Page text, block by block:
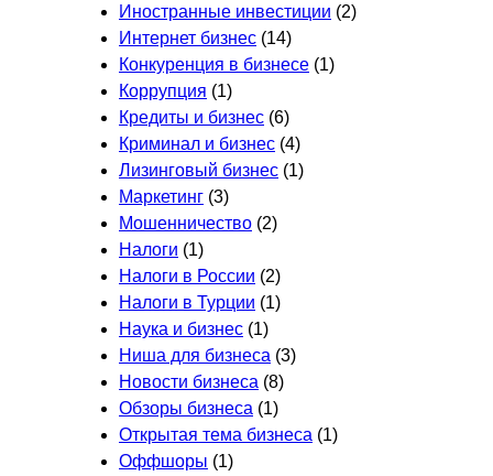
Иностранные инвестиции (2)
Интернет бизнес (14)
Конкуренция в бизнесе (1)
Коррупция (1)
Кредиты и бизнес (6)
Криминал и бизнес (4)
Лизинговый бизнес (1)
Маркетинг (3)
Мошенничество (2)
Налоги (1)
Налоги в России (2)
Налоги в Турции (1)
Наука и бизнес (1)
Ниша для бизнеса (3)
Новости бизнеса (8)
Обзоры бизнеса (1)
Открытая тема бизнеса (1)
Оффшоры (1)